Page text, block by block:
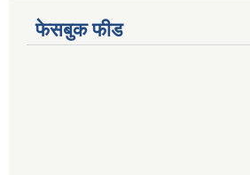
फेसबुक फीड